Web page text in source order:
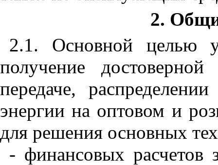
2.
2.1. Основной целью
получение
передаче,
энергии на оптовом и
для решения основных
- финансовых расчетов